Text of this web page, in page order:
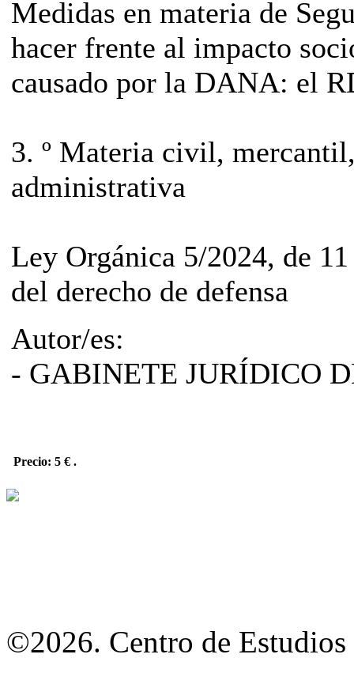
Medidas en materia de
hacer frente al impacto
causado por la DANA: el
3. º Materia civil,
administrativa
Ley Orgánica 5/2024, de
del derecho de defensa
Autor/es:
- GABINETE JURÍDICO
Precio: 5 € .
©2026. Centro de Estudios